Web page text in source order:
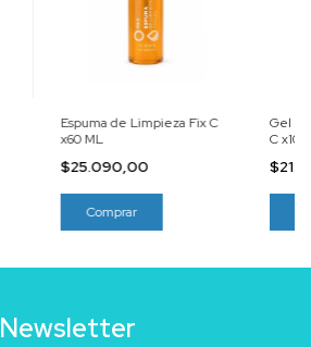
Espuma de Limpieza Fix C
x60 ML
$25.090,00
Gel
C x100
Newsletter